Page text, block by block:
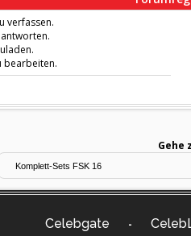
verfassen.
bearbeiten.
Gehe
Celebgate -